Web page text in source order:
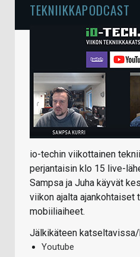
TEKNIIKKAPODCAST
io-techin viikottainen
perjantaisin klo 15 live-
Sampsa ja Juha käyvät
viikon ajalta ajankohtaiset
mobiiliaiheet.
Jälkikäteen
Youtube